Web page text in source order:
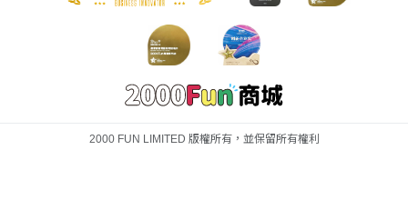
2000 FUN LIMITED 版權所有，並保留所有權利